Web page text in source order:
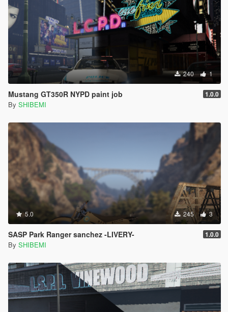
240 1
Mustang GT350R NYPD paint job 1.0.0
By SHIBEMI
5.0 245 3
SASP Park Ranger sanchez -LIVERY- 1.0.0
By SHIBEMI